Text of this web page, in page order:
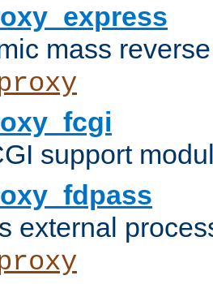
mass
support
external